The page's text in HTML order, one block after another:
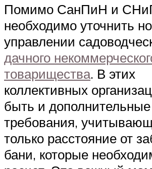
Помимо СанПиН и
необходимо уточнить
управлении
дачного
товарищества. В этих
коллективных
быть и дополнительные
требования,
только расстояние от
бани, которые